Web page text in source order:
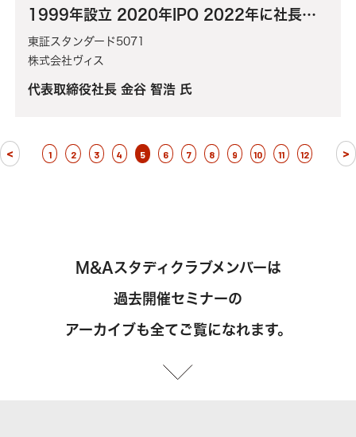
1999年設立 2020年IPO 2022年に社長交
代「はたらく人々を幸せにする」ヴィス流の人
的資本経営と営業戦略の裏側！
東証スタンダード5071
株式会社ヴィス
代表取締役社長 金谷 智浩 氏
< 1 2 3 4 5 6 7 8 9 10 11 12 >
M&Aスタディクラブメンバーは
過去開催セミナーの
アーカイブも全てご覧になれます。